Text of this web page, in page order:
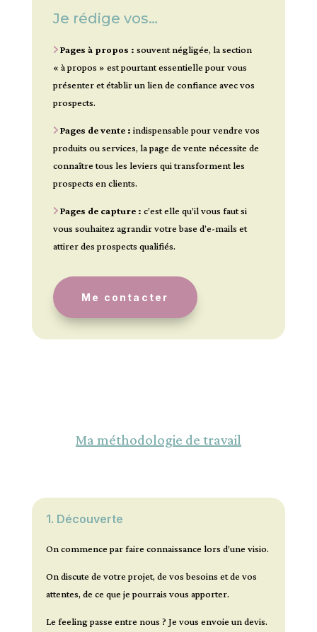
Je rédige vos…
Pages à propos : souvent négligée, la section
« à propos » est pourtant essentielle pour vous
présenter et établir un lien de confiance avec vos
prospects.
Pages de vente : indispensable pour vendre vos
produits ou services, la page de vente nécessite de
connaître tous les leviers qui transforment les
prospects en clients.
Pages de capture : c’est elle qu’il vous faut si
vous souhaitez agrandir votre base d’e-mails et
attirer des prospects qualifiés.
Me contacter
Ma méthodologie de travail
1. Découverte
On commence par faire connaissance lors d’une visio.
On discute de votre projet, de vos besoins et de vos
attentes, de ce que je pourrais vous apporter.
Le feeling passe entre nous ? Je vous envoie un devis.